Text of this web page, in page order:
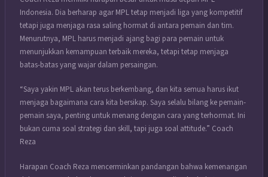
Indonesia. Dia berharap agar MPL tetap menjadi liga yang kompetitif
tetapi juga menjaga rasa saling hormat di antara pemain dan tim.
Menurutnya, MPL harus menjadi ajang bagi para pemain untuk
menunjukkan kemampuan terbaik mereka, tetapi tetap menjaga
batas-batas yang wajar dalam persaingan.
“Saya yakin MPL akan terus berkembang, dan kita semua harus ikut
menjaga bagaimana cara kita bersikap. Saya selalu bilang ke pemain-
pemain saya, penting untuk menang dengan cara yang terhormat. Ini
bukan cuma soal strategi dan skill, tapi juga soal attitude.” Coach
Reza
Harapan Coach Reza mencerminkan pandangan bahwa kemenangan